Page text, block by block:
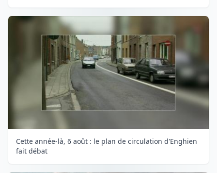
Cette année-là, 6 août : le plan de circulation d'Enghien
fait débat